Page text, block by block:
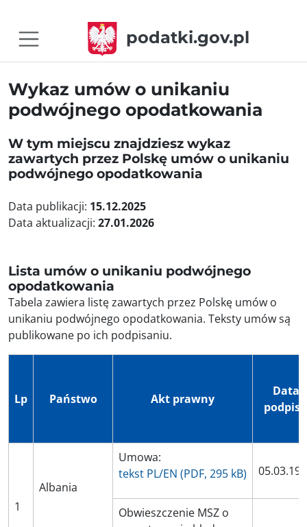
podatki.gov.pl
Wykaz umów o unikaniu
podwójnego opodatkowania
W tym miejscu znajdziesz wykaz
zawartych przez Polskę umów o unikaniu
podwójnego opodatkowania
Data publikacji: 15.12.2025
Data aktualizacji: 27.01.2026
Lista umów o unikaniu podwójnego
opodatkowania
Tabela zawiera listę zawartych przez Polskę umów o
unikaniu podwójnego opodatkowania. Teksty umów są
publikowane po ich podpisaniu.
Lp Państwo Akt prawny
Data
podpisu
1
Albania
Umowa:
tekst PL/EN (PDF, 295 kB)
Obwieszczenie MSZ o